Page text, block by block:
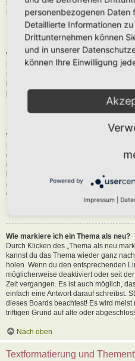
siehst du eine Schaltfläche in der Nähe
Du wirst dann durch die weiteren
Nach oben
Was bewirkt die „Speichern“-
Hiermit kannst du die geschriebene
späteren Zeitpunkt vervollständigen
kannst du mit der Funktion
persönlichen Bereich erneut laden.
Nach oben
Warum muss mein Beitrag erst
Die Board-Administration kann
du einen Beitrag erstellt hast, die
ist auch möglich, dass die
hinzugefügt hat, bei denen sie die
auf der Seite sichtbar werden. Bitte
du weitere Informationen dazu benötigst.
Wie markiere ich ein Thema als neu?
Durch Klicken des „Thema als neu
kannst du das Thema wieder ganz
holen. Wenn du den entsprechenden
möglicherweise deaktiviert oder seit
Zeit vergangen. Es ist auch möglich,
einfach eine Antwort darauf schreibst.
dieses Boards beachtest! Es wird
triftigen Grund auf alte oder
Nach oben
Textformatierung und
personenbezogenen Daten
Detaillierte Informationen
Drittunternehmen können
und in unserer
können Ihre Einwilligung
Powered by
Impressum